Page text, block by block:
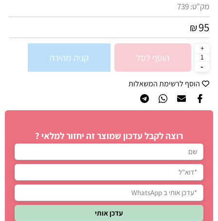
מק"ט:739
₪95
הוסף לסל קניה מהירה
הוסף לרשימת המשאלות
רוצה לקבל עדכון שמוצר זה יחזור למלאי ?